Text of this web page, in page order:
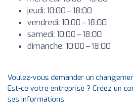
jeudi: 10:00 – 18:00
vendredi: 10:00 – 18:00
samedi: 10:00 – 18:00
dimanche: 10:00 – 18:00
Voulez-vous demander un
Est-ce votre entreprise ? Créez un
ses informations